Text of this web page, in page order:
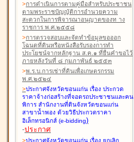
>การดำเนินการตามคู่มือสำหรับประชาชน
ตามพระราชบัญญัติการอำนวยความ
สะดวกในการพิจารณาอนุญาตของท าง
ราชการ พ.ศ.๒๕๕๘
>การตรวจสอบและจัดทำข้อมูลขอออก
โฉนดที่ดินหรือหนังสือรับรองการทำ
ประโยชน์จากหลักฐาน ส.ค.๑ ที่ยื่นคำขอไว้
ภายหลังวันที่ ๘ กุมภาพันธ์ ๒๕๕๓
>พ.ร.บ.การเช่าที่ดินเพื่อเกษตรกรรม
พ.ศ.๒๕๒๔
>ประกาศจังหวัดขอนแก่น เรื่อง ประกวด
ราคาจ้างก่อสร้างที่จอดรถประชาชนและคน
พิการ สำนักงานที่ดินจังหวัดขอนแก่น
สาขาน้ำพอง ด้วยวิธีประกวดราคา
อิเล็กทรอนิกส์ (e-bidding)
-ประกาศ